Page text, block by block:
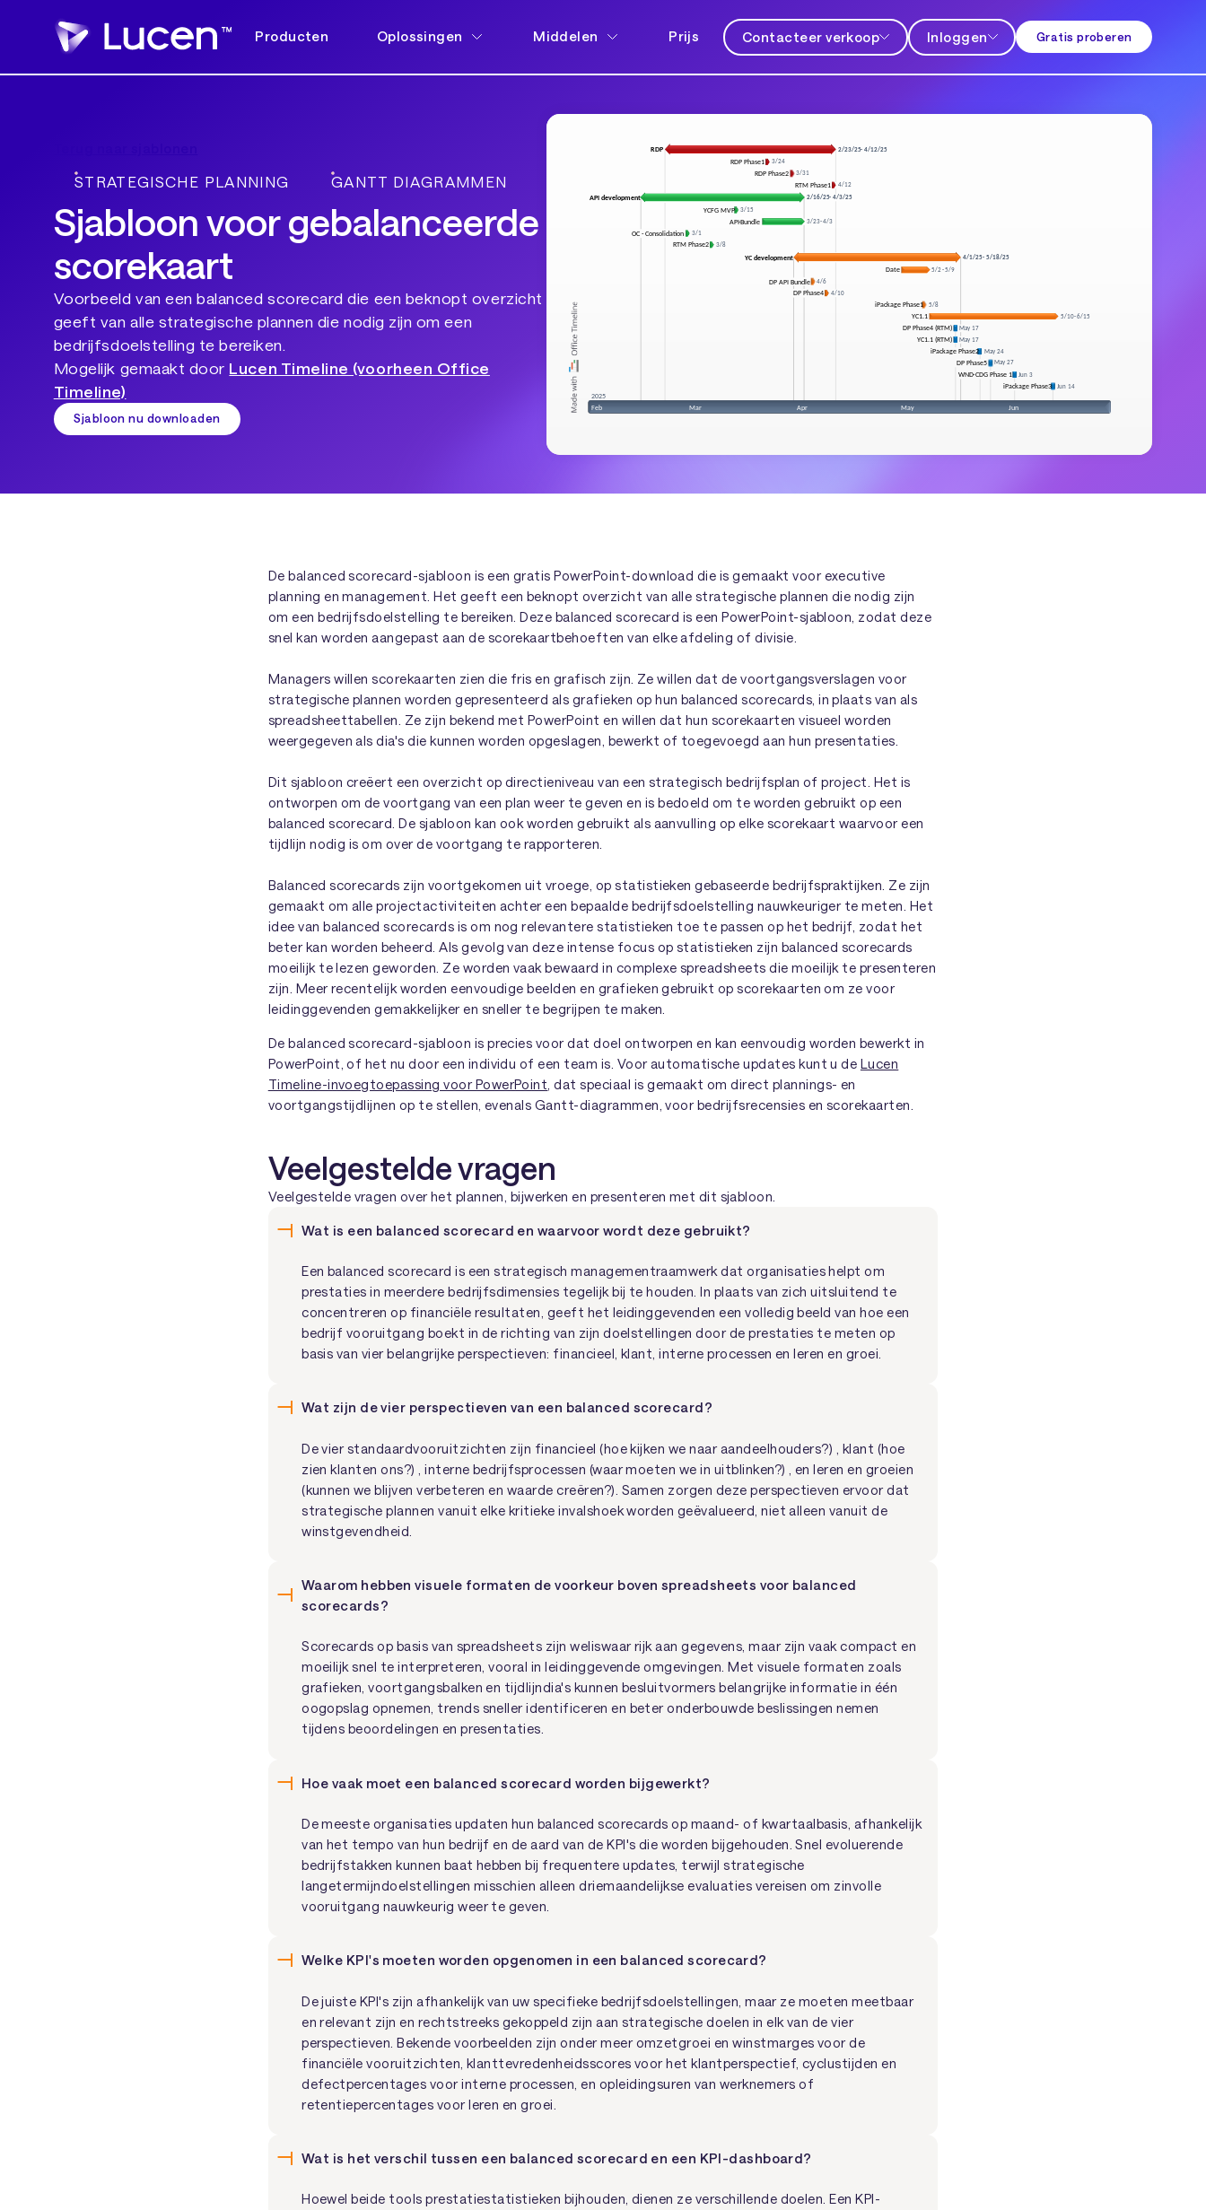
Producten Oplossingen Middelen Prijs Contacteer verkoop Inloggen Gratis proberen
STRATEGISCHE PLANNING GANTT DIAGRAMMEN
Sjabloon voor gebalanceerde
scorekaart
Voorbeeld van een balanced scorecard die een beknopt overzicht
geeft van alle strategische plannen die nodig zijn om een
bedrijfsdoelstelling te bereiken.
Mogelijk gemaakt door Lucen Timeline (voorheen Office
Timeline)
Sjabloon nu downloaden
De balanced scorecard-sjabloon is een gratis PowerPoint-download die is gemaakt voor executive
planning en management. Het geeft een beknopt overzicht van alle strategische plannen die nodig zijn
om een bedrijfsdoelstelling te bereiken. Deze balanced scorecard is een PowerPoint-sjabloon, zodat deze
snel kan worden aangepast aan de scorekaartbehoeften van elke afdeling of divisie.
Managers willen scorekaarten zien die fris en grafisch zijn. Ze willen dat de voortgangsverslagen voor
strategische plannen worden gepresenteerd als grafieken op hun balanced scorecards, in plaats van als
spreadsheettabellen. Ze zijn bekend met PowerPoint en willen dat hun scorekaarten visueel worden
weergegeven als dia's die kunnen worden opgeslagen, bewerkt of toegevoegd aan hun presentaties.
Dit sjabloon creëert een overzicht op directieniveau van een strategisch bedrijfsplan of project. Het is
ontworpen om de voortgang van een plan weer te geven en is bedoeld om te worden gebruikt op een
balanced scorecard. De sjabloon kan ook worden gebruikt als aanvulling op elke scorekaart waarvoor een
tijdlijn nodig is om over de voortgang te rapporteren.
Balanced scorecards zijn voortgekomen uit vroege, op statistieken gebaseerde bedrijfspraktijken. Ze zijn
gemaakt om alle projectactiviteiten achter een bepaalde bedrijfsdoelstelling nauwkeuriger te meten. Het
idee van balanced scorecards is om nog relevantere statistieken toe te passen op het bedrijf, zodat het
beter kan worden beheerd. Als gevolg van deze intense focus op statistieken zijn balanced scorecards
moeilijk te lezen geworden. Ze worden vaak bewaard in complexe spreadsheets die moeilijk te presenteren
zijn. Meer recentelijk worden eenvoudige beelden en grafieken gebruikt op scorekaarten om ze voor
leidinggevenden gemakkelijker en sneller te begrijpen te maken.
De balanced scorecard-sjabloon is precies voor dat doel ontworpen en kan eenvoudig worden bewerkt in
PowerPoint, of het nu door een individu of een team is. Voor automatische updates kunt u de Lucen
Timeline-invoegtoepassing voor PowerPoint , dat speciaal is gemaakt om direct plannings- en
voortgangstijdlijnen op te stellen, evenals Gantt-diagrammen, voor bedrijfsrecensies en scorekaarten.
Veelgestelde vragen
Veelgestelde vragen over het plannen, bijwerken en presenteren met dit sjabloon.
Wat is een balanced scorecard en waarvoor wordt deze gebruikt?
Een balanced scorecard is een strategisch managementraamwerk dat organisaties helpt om
prestaties in meerdere bedrijfsdimensies tegelijk bij te houden. In plaats van zich uitsluitend te
concentreren op financiële resultaten, geeft het leidinggevenden een volledig beeld van hoe een
bedrijf vooruitgang boekt in de richting van zijn doelstellingen door de prestaties te meten op
basis van vier belangrijke perspectieven: financieel, klant, interne processen en leren en groei.
Wat zijn de vier perspectieven van een balanced scorecard?
De vier standaardvooruitzichten zijn financieel (hoe kijken we naar aandeelhouders?) , klant (hoe
zien klanten ons?) , interne bedrijfsprocessen (waar moeten we in uitblinken?) , en leren en groeien
(kunnen we blijven verbeteren en waarde creëren?). Samen zorgen deze perspectieven ervoor dat
strategische plannen vanuit elke kritieke invalshoek worden geëvalueerd, niet alleen vanuit de
winstgevendheid.
Waarom hebben visuele formaten de voorkeur boven spreadsheets voor balanced
scorecards?
Scorecards op basis van spreadsheets zijn weliswaar rijk aan gegevens, maar zijn vaak compact en
moeilijk snel te interpreteren, vooral in leidinggevende omgevingen. Met visuele formaten zoals
grafieken, voortgangsbalken en tijdlijndia's kunnen besluitvormers belangrijke informatie in één
oogopslag opnemen, trends sneller identificeren en beter onderbouwde beslissingen nemen
tijdens beoordelingen en presentaties.
Hoe vaak moet een balanced scorecard worden bijgewerkt?
De meeste organisaties updaten hun balanced scorecards op maand- of kwartaalbasis, afhankelijk
van het tempo van hun bedrijf en de aard van de KPI's die worden bijgehouden. Snel evoluerende
bedrijfstakken kunnen baat hebben bij frequentere updates, terwijl strategische
langetermijndoelstellingen misschien alleen driemaandelijkse evaluaties vereisen om zinvolle
vooruitgang nauwkeurig weer te geven.
Welke KPI's moeten worden opgenomen in een balanced scorecard?
De juiste KPI's zijn afhankelijk van uw specifieke bedrijfsdoelstellingen, maar ze moeten meetbaar
en relevant zijn en rechtstreeks gekoppeld zijn aan strategische doelen in elk van de vier
perspectieven. Bekende voorbeelden zijn onder meer omzetgroei en winstmarges voor de
financiële vooruitzichten, klanttevredenheidsscores voor het klantperspectief, cyclustijden en
defectpercentages voor interne processen, en opleidingsuren van werknemers of
retentiepercentages voor leren en groei.
Wat is het verschil tussen een balanced scorecard en een KPI-dashboard?
Hoewel beide tools prestatiestatistieken bijhouden, dienen ze verschillende doelen. Een KPI-